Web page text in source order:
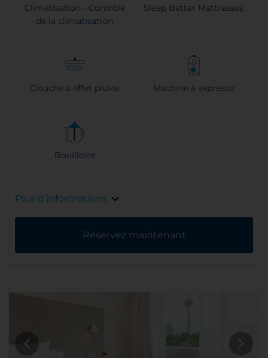
Climatisation - Contrôle
de la climatisation
Sleep Better Mattresses
Douche à effet pluies Machine à expresso
Bouilloire
Plus d’informations
Réservez maintenant